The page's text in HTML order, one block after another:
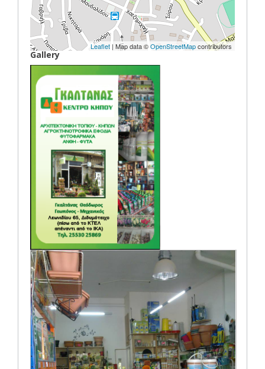
Leaflet | Map data ©OpenStreetMapcontributors
Gallery